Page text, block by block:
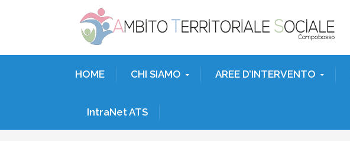
HOME CHI SIAMO AREE D’INTERVENTO
IntraNet ATS